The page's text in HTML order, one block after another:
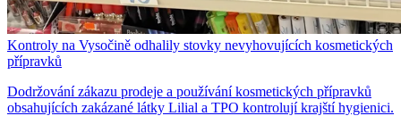
Kontroly na Vysočině odhalily stovky nevyhovujících kosmetických
přípravků
Dodržování zákazu prodeje a používání kosmetických přípravků
obsahujících zakázané látky Lilial a TPO kontrolují krajští hygienici.